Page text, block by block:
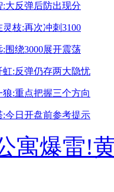
:大反弹后防出现分
灵枝:再次冲刺3100
:围绕3000展开震荡
虹:反弹仍存两大隐忧
狼:重点把握三个方向
:今日开盘前参考提示
寓爆雷!